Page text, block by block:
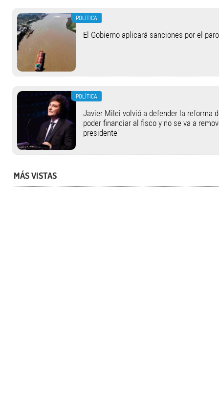
POLÍTICA
El Gobierno aplicará sanciones por el
POLÍTICA
Javier Milei volvió a defender la reforma
poder financiar al fisco y no se va a
presidente"
MÁS VISTAS